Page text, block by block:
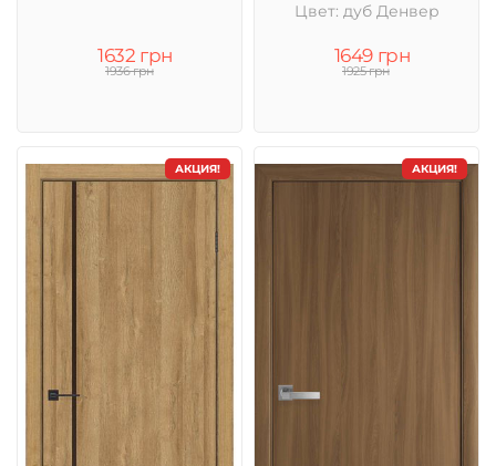
1632 грн
1936 грн
Цвет: дуб Денвер
1649 грн
1925 грн
АКЦИЯ! АКЦИЯ!